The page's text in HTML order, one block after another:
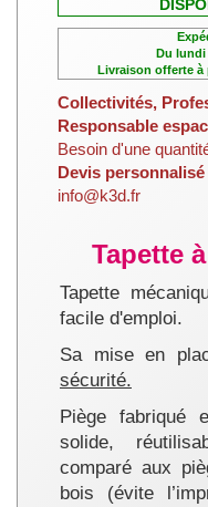
Du lundi
Livraison offerte à
Collectivités,
Responsable
Besoin d'une
Devis personnalisé
info@k3d.fr
Tapette
Tapette
facile d'emploi.
Sa mise en
sécurité.
Piège fabriqué
solide,
comparé aux
bois (évite